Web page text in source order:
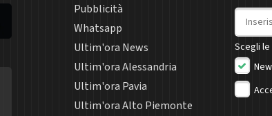
Pubblicità
Whatsapp
Ultim'ora News
Ultim'ora Alessandria
Ultim'ora Pavia
Ultim'ora Alto Piemonte
Scegli